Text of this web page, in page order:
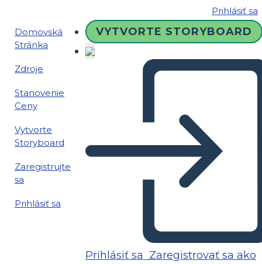
Prihlásiť sa
Domovská
Stránka
Zdroje
Stanovenie
Ceny
Vytvorte
Storyboard
Zaregistrujte
sa
Prihlásiť sa
VYTVORTE STORYBOARD
Prihlásiť sa Zaregistrovať sa ako